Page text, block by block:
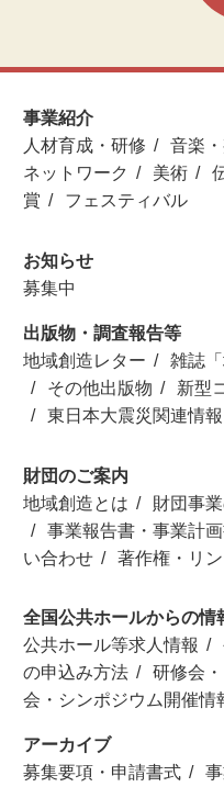
事業紹介
人材育成・研修
音楽
ネットワーク
美術
賞
フェスティバル
お知らせ
募集中
出版物・調査報告等
地域創造レター
雑誌「
その他出版物
新型
東日本大震災関連情報
財団のご案内
地域創造とは
財団事
事業報告書・事業計
い合わせ
著作権・リ
全国公共ホールからの情
公共ホール等求人情報
の申込み方法
研修会
会・シンポジウム開催情
アーカイブ
募集要項・申請書式